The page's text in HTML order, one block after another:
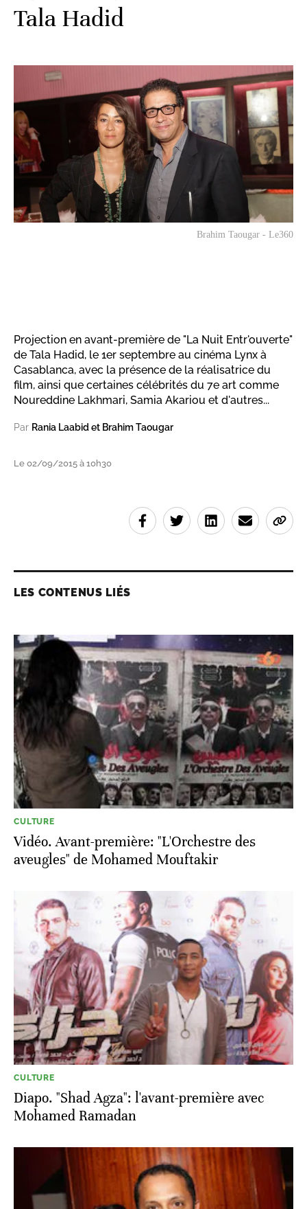
Tala Hadid
Brahim Taougar - Le360
Projection en avant-première de "La Nuit Entr'ouverte"
de Tala Hadid, le 1er septembre au cinéma Lynx à
Casablanca, avec la présence de la réalisatrice du
film, ainsi que certaines célébrités du 7e art comme
Noureddine Lakhmari, Samia Akariou et d'autres...
Par Rania Laabid et Brahim Taougar
Le 02/09/2015 à 10h30
LES CONTENUS LIÉS
CULTURE
Vidéo. Avant-première: "L'Orchestre des
aveugles" de Mohamed Mouftakir
CULTURE
Diapo. "Shad Agza": l'avant-première avec
Mohamed Ramadan